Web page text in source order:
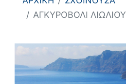
ΑΓΚΥΡΟΒΟΛΙ ΛΙΩΛΙΟΥ